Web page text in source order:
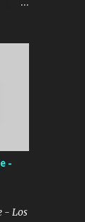
la
y
-
- Los